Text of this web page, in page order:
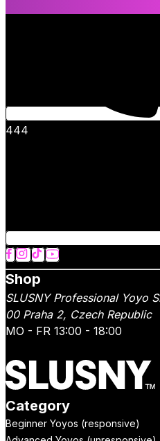
444
Shop
SLUSNY Professional Yoyo
00Praha 2, Czech Republic
MO - FR 13:00 - 18:00
Category
Beginner Yoyos (responsive)